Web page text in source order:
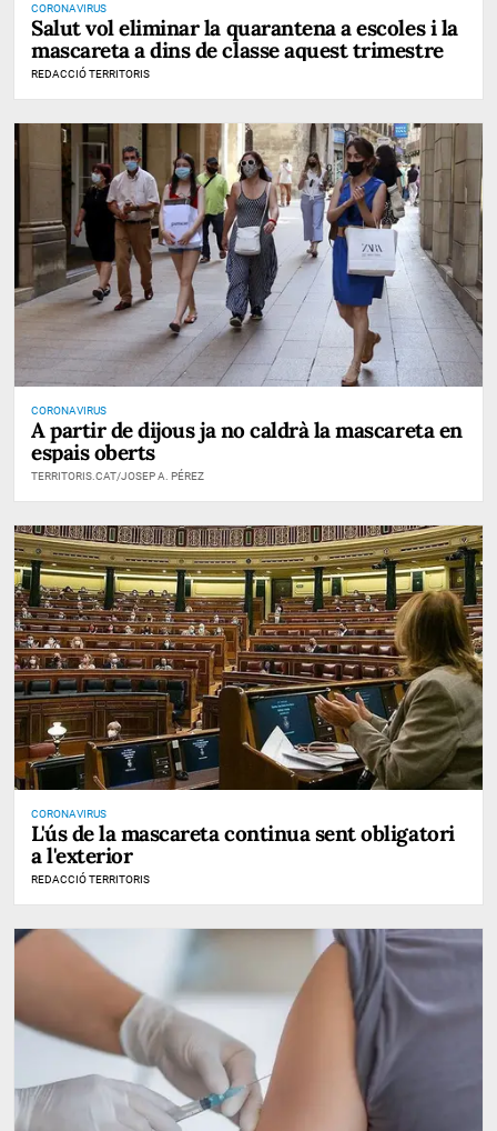
CORONAVIRUS
Salut vol eliminar la quarantena a escoles i la
mascareta a dins de classe aquest trimestre
REDACCIÓ TERRITORIS
CORONAVIRUS
A partir de dijous ja no caldrà la mascareta en
espais oberts
TERRITORIS.CAT/JOSEP A. PÉREZ
CORONAVIRUS
L'ús de la mascareta continua sent obligatori
a l'exterior
REDACCIÓ TERRITORIS